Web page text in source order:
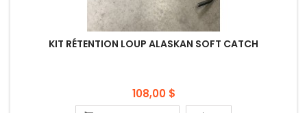
KIT RÉTENTION LOUP ALASKAN SOFT CATCH
Prix
108,00 $